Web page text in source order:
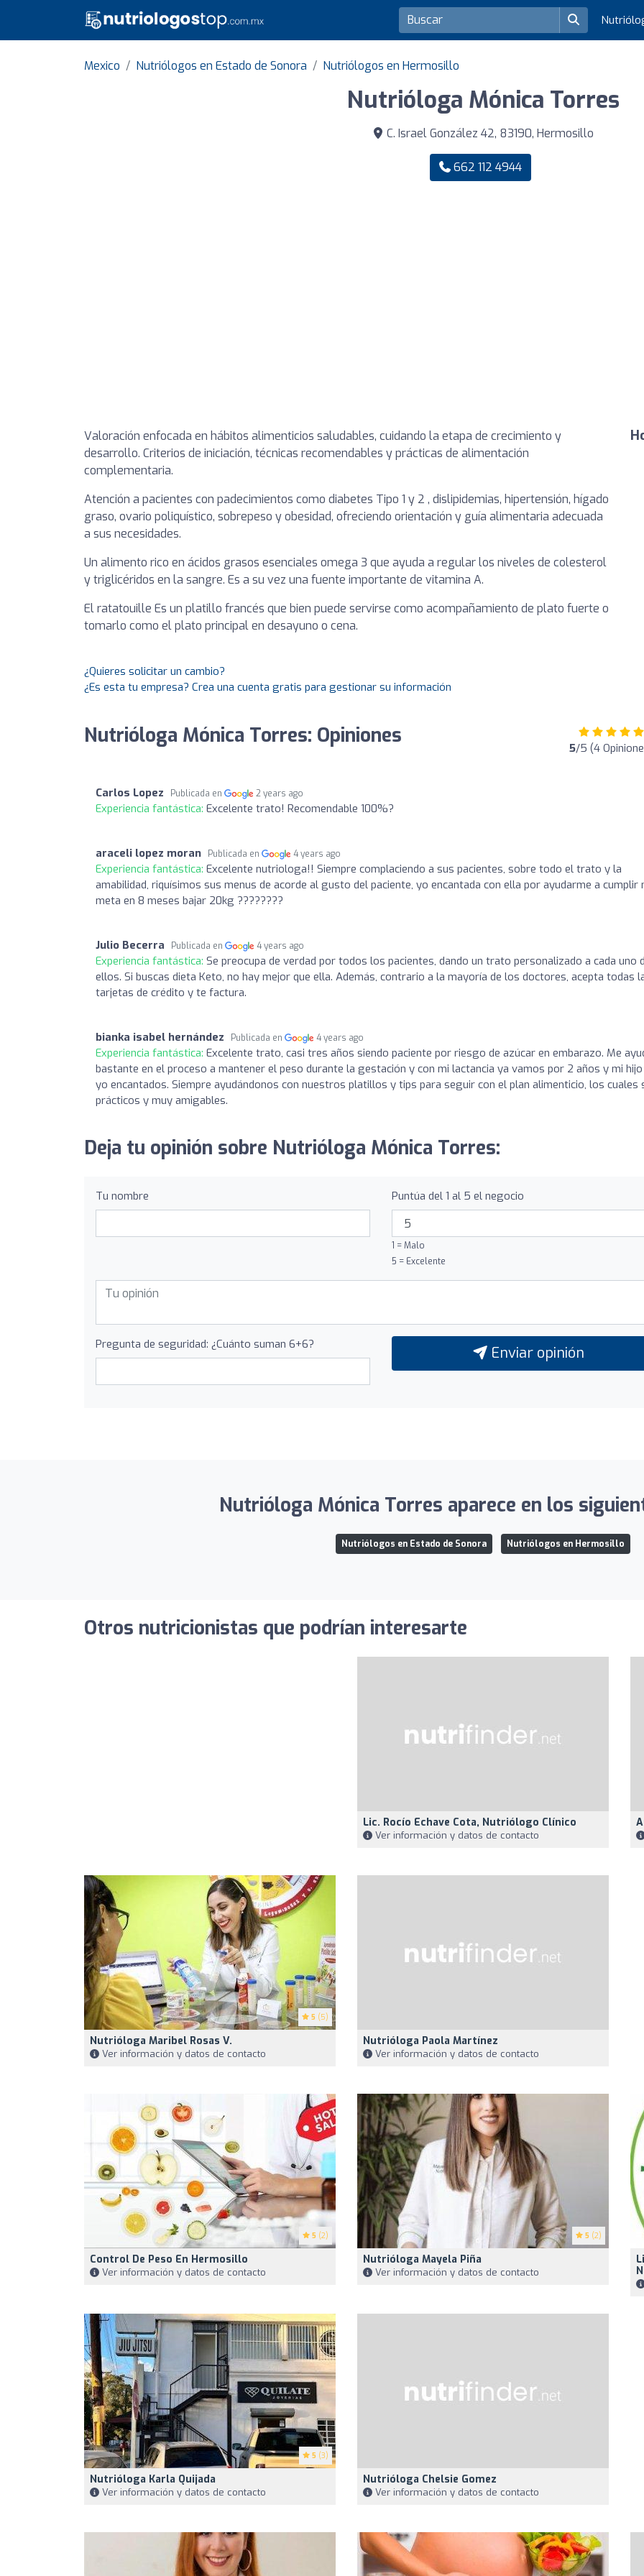
Mexico Nutriólogos en Estado de Sonora Nutriólogos en Hermosillo
Nutrióloga Mónica Torres
C. Israel González 42, 83190, Hermosillo
662 112 4944
Valoración enfocada en hábitos alimenticios saludables, cuidando la etapa de crecimiento y
desarrollo. Criterios de iniciación, técnicas recomendables y prácticas de alimentación
complementaria.
Atención a pacientes con padecimientos como diabetes Tipo 1 y 2 , dislipidemias, hipertensión, hígado
graso, ovario poliquístico, sobrepeso y obesidad, ofreciendo orientación y guía alimentaria adecuada
a sus necesidades.
Un alimento rico en ácidos grasos esenciales omega 3 que ayuda a regular los niveles de colesterol
y triglicéridos en la sangre. Es a su vez una fuente importante de vitamina A.
El ratatouille Es un platillo francés que bien puede servirse como acompañamiento de plato fuerte o
tomarlo como el plato principal en desayuno o cena.
¿Quieres solicitar un cambio?
¿Es esta tu empresa? Crea una cuenta gratis para gestionar su información
Nutrióloga Mónica Torres: Opiniones 5/5 (4
Carlos Lopez Publicada en 2 years ago
Experiencia fantástica: Excelente trato! Recomendable 100%?
araceli lopez moran Publicada en 4 years ago
Experiencia fantástica: Excelente nutriologa!! Siempre complaciendo a sus pacientes, sobre todo el trato y la
amabilidad, riquísimos sus menus de acorde al gusto del paciente, yo encantada con ella por ayudarme a cumplir
meta en 8 meses bajar 20kg ????????
Julio Becerra Publicada en 4 years ago
Experiencia fantástica: Se preocupa de verdad por todos los pacientes, dando un trato personalizado a cada uno
ellos. Si buscas dieta Keto, no hay mejor que ella. Además, contrario a la mayoría de los doctores, acepta todas
tarjetas de crédito y te factura.
bianka isabel hernández Publicada en 4 years ago
Experiencia fantástica: Excelente trato, casi tres años siendo paciente por riesgo de azúcar en embarazo. Me
bastante en el proceso a mantener el peso durante la gestación y con mi lactancia ya vamos por 2 años y mi
yo encantados. Siempre ayudándonos con nuestros platillos y tips para seguir con el plan alimenticio, los cuales
prácticos y muy amigables.
Deja tu opinión sobre Nutrióloga Mónica Torres:
Tu nombre Puntúa del 1 al 5 el negocio
1 = Malo
5 = Excelente
Pregunta de seguridad: ¿Cuánto suman 6+6? Enviar opinión
Nutrióloga Mónica Torres aparece en los
Nutriólogos en Estado de Sonora Nutriólogos en Hermosillo
Otros nutricionistas que podrían interesarte
Lic. Rocío Echave Cota, Nutriólogo Clínico
Ver información y datos de contacto
5 (5)
Nutrióloga Maribel Rosas V.
Ver información y datos de contacto
Nutrióloga Paola Martínez
Ver información y datos de contacto
5 (2)
Control De Peso En Hermosillo
Ver información y datos de contacto
5 (2)
Nutrióloga Mayela Piña
Ver información y datos de contacto
5 (3)
Nutrióloga Karla Quijada
Ver información y datos de contacto
Nutrióloga Chelsie Gomez
Ver información y datos de contacto